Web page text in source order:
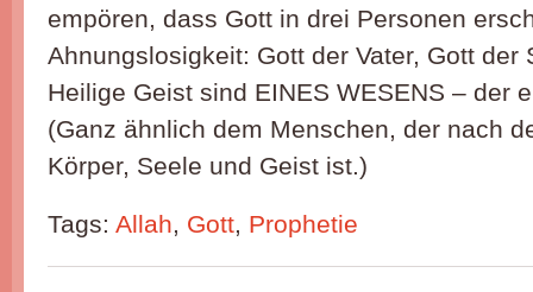
empören, dass Gott in drei Personen
Ahnungslosigkeit: Gott der Vater, Gott der
Heilige Geist sind EINES WESENS – der
(Ganz ähnlich dem Menschen, der nach
Körper, Seele und Geist ist.)
Tags: Allah, Gott, Prophetie